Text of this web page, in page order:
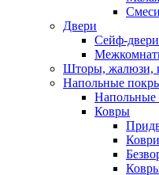
Двери
Сейф-двери
Шторы, жалюзи,
Напольные
Напольные
Ковры